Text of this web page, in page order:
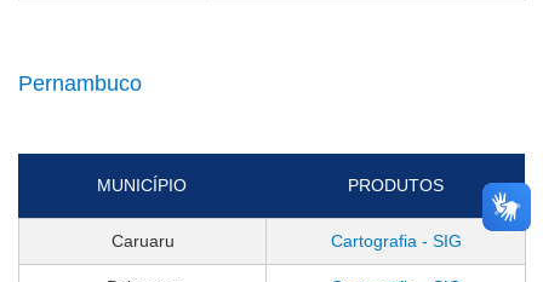
Pernambuco
MUNICÍPIO PRODUTOS
Caruaru Cartografia - SIG